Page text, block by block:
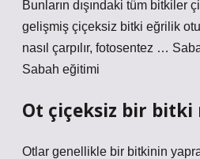
Bunların dışındaki tüm bitkiler
gelişmiş çiçeksiz bitki eğrilik
nasıl çarpılır, fotosentez …
Sabah eğitimi
Ot çiçeksiz bir bitki
Otlar genellikle bir bitkinin